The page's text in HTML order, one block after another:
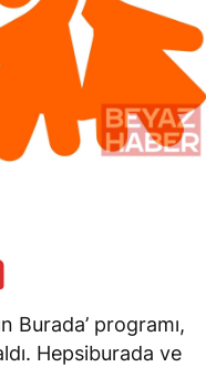
Burada’ programı,
Hepsiburada ve